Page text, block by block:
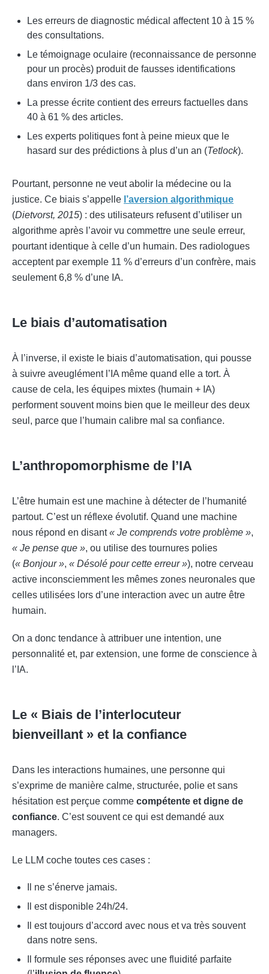
Les erreurs de diagnostic médical affectent 10 à 15 %
des consultations.
Le témoignage oculaire (reconnaissance de personne
pour un procès) produit de fausses identifications
dans environ 1/3 des cas.
La presse écrite contient des erreurs factuelles dans
40 à 61 % des articles.
Les experts politiques font à peine mieux que le
hasard sur des prédictions à plus d’un an (Tetlock).
Pourtant, personne ne veut abolir la médecine ou la
justice. Ce biais s’appelle l’aversion algorithmique
(Dietvorst, 2015) : des utilisateurs refusent d’utiliser un
algorithme après l’avoir vu commettre une seule erreur,
pourtant identique à celle d’un humain. Des radiologues
acceptent par exemple 11 % d’erreurs d’un confrère, mais
seulement 6,8 % d’une IA.
Le biais d’automatisation
À l’inverse, il existe le biais d’automatisation, qui pousse
à suivre aveuglément l’IA même quand elle a tort. À
cause de cela, les équipes mixtes (humain + IA)
performent souvent moins bien que le meilleur des deux
seul, parce que l’humain calibre mal sa confiance.
L’anthropomorphisme de l’IA
L’être humain est une machine à détecter de l’humanité
partout. C’est un réflexe évolutif. Quand une machine
nous répond en disant« Je comprends votre problème »,
« Je pense que », ou utilise des tournures polies
(« Bonjour », « Désolé pour cette erreur »), notre cerveau
active inconsciemment les mêmes zones neuronales que
celles utilisées lors d’une interaction avec un autre être
humain.
On a donc tendance à attribuer une intention, une
personnalité et, par extension, une forme de conscience à
l’IA.
Le « Biais de l’interlocuteur
bienveillant » et la confiance
Dans les interactions humaines, une personne qui
s’exprime de manière calme, structurée, polie et sans
hésitation est perçue comme compétente et digne de
confiance. C’est souvent ce qui est demandé aux
managers.
Le LLM coche toutes ces cases :
Il ne s’énerve jamais.
Il est disponible 24h/24.
Il est toujours d’accord avec nous et va très souvent
dans notre sens.
Il formule ses réponses avec une fluidité parfaite